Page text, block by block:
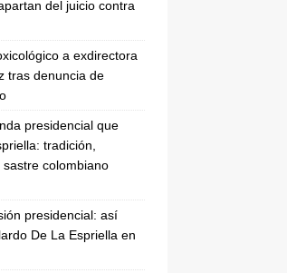
del juicio contra
a exdirectora
tras denuncia de
presidencial que
tradición,
colombiano
presidencial: así
De La Espriella en